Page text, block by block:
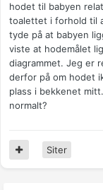
hodet til babyen
toalettet i forhold til
tyde på at babyen
viste at hodemålet
diagrammet. Jeg er
derfor på om hodet
plass i bekkenet
normalt?
Siter